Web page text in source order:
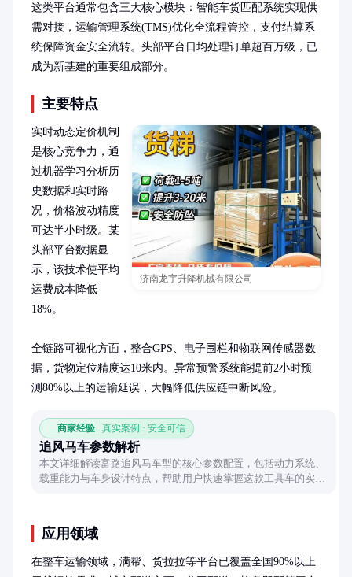
这类平台通常包含三大核心模块：智能车货匹配系统实现供
需对接，运输管理系统(TMS)优化全流程管控，支付结算系
统保障资金安全流转。头部平台日均处理订单超百万级，已
成为新基建的重要组成部分。
主要特点
济南龙宇升降机械有限公司
实时动态定价机制
是核心竞争力，通
过机器学习分析历
史数据和实时路
况，价格波动精度
可达半小时级。某
头部平台数据显
示，该技术使平均
运费成本降低
18%。
全链路可视化方面，整合GPS、电子围栏和物联网传感器数
据，货物定位精度达10米内。异常预警系统能提前2小时预
测80%以上的运输延误，大幅降低供应链中断风险。
商家经验 真实案例 · 安全可信
追风马车参数解析
本文详细解读富路追风马车型的核心参数配置，包括动力系统、
载重能力与车身设计特点，帮助用户快速掌握这款工具车的实用
应用领域
在整车运输领域，满帮、货拉拉等平台已覆盖全国90%以上